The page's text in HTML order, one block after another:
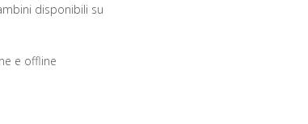
disponibili su
e offline